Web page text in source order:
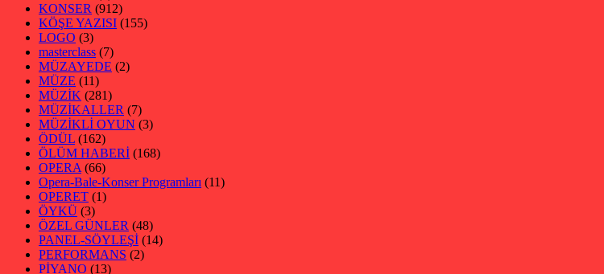
KONSER (912)
KÖŞE YAZISI (155)
LOGO (3)
masterclass (7)
MÜZAYEDE (2)
MÜZE (11)
MÜZİK (281)
MÜZİKALLER (7)
MÜZİKLİ OYUN (3)
ÖDÜL (162)
ÖLÜM HABERİ (168)
OPERA (66)
Opera-Bale-Konser Programları (11)
OPERET (1)
ÖYKÜ (3)
ÖZEL GÜNLER (48)
PANEL-SÖYLEŞİ (14)
PERFORMANS (2)
PİYANO (13)